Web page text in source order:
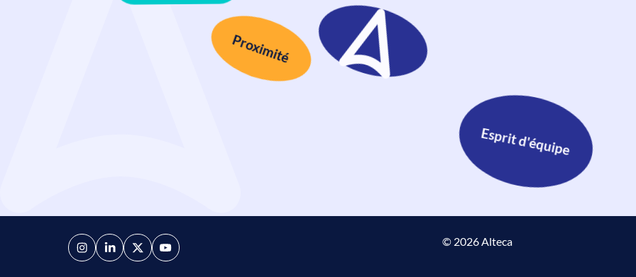
Proximité
Esprit d'équipe
© 2026 Alteca